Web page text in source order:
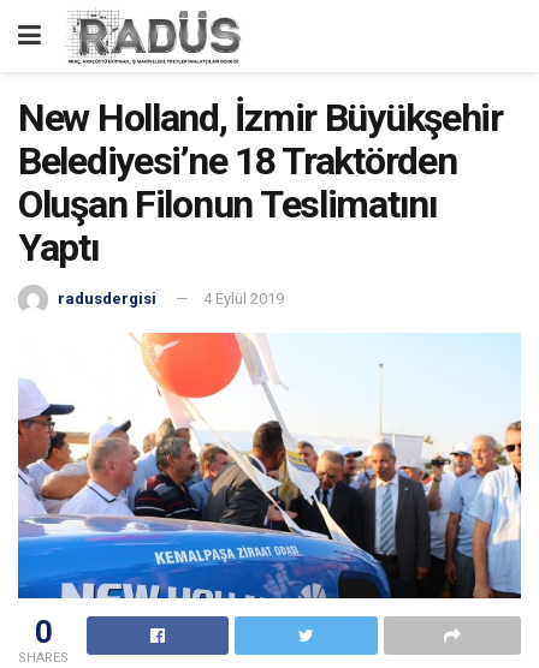
New Holland, İzmir Büyükşehir
Belediyesi’ne 18 Traktörden
Oluşan Filonun Teslimatını
Yaptı
radusdergisi 4 Eylül 2019
0
SHARES